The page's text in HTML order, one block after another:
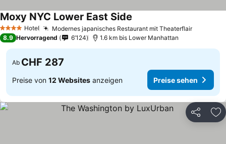
4 Sterne Hotel Modernes japanisches Restaurant mit Theaterflair
Moxy NYC Lower East Side
8.9 Hervorragend 6’124 1.6 km bis Lower Manhattan
Ab CHF 287
Preise von 12 Websites anzeigen Preise sehen
Teilen